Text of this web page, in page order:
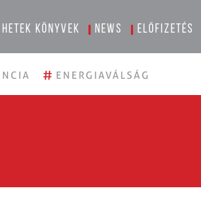
Hetek könyvek News Előfizetés
# ENERGIAVÁLSÁG